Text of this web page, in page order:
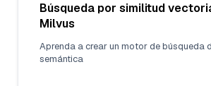
Búsqueda por similitud
Milvus
Aprenda a crear un motor de búsqueda
semántica